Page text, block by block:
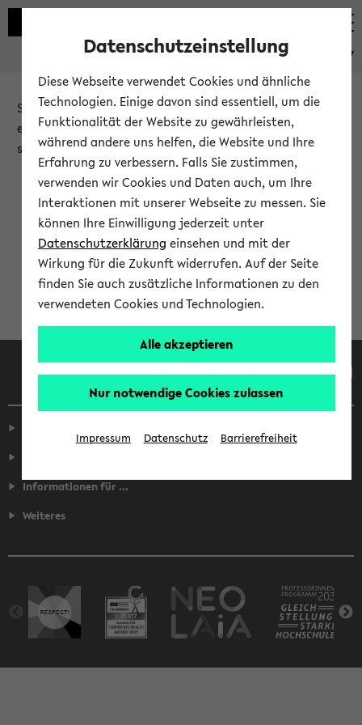
eKVV
Sie möchten auf eine eKVV Funktion zugreifen, die Ihnen
erst nach einer Anmeldung am System zur Verfügung
steht.
Bitte melden Sie sich an:
Anmeldung am eKVV
Informationen für ...
Weiteres
Datenschutzeinstellung
Diese Webseite verwendet Cookies und ähnliche
Technologien. Einige davon sind essentiell, um die
Funktionalität der Website zu gewährleisten,
während andere uns helfen, die Website und Ihre
Erfahrung zu verbessern. Falls Sie zustimmen,
verwenden wir Cookies und Daten auch, um Ihre
Interaktionen mit unserer Webseite zu messen. Sie
können Ihre Einwilligung jederzeit unter
Datenschutzerklärung einsehen und mit der
Wirkung für die Zukunft widerrufen. Auf der Seite
finden Sie auch zusätzliche Informationen zu den
verwendeten Cookies und Technologien.
Alle akzeptieren
Nur notwendige Cookies zulassen
Impressum Datenschutz Barrierefreiheit